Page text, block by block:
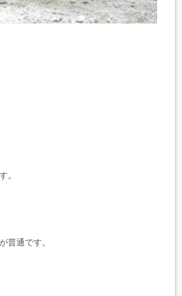
。
普通です。